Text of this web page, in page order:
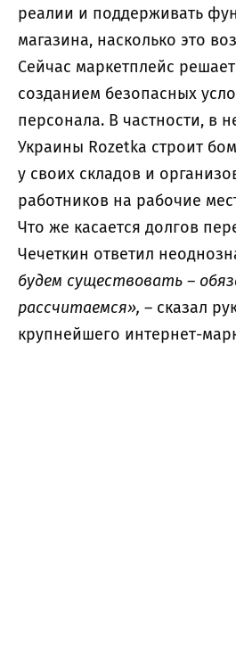
реалии и поддерживать
магазина, насколько это
Сейчас маркетплейс
созданием безопасных
персонала. В частности, в
Украины Rozetka строит
у своих складов и
работников на рабочие
Что же касается долгов
Чечеткин ответил
будем существовать –
рассчитаемся», – сказал
крупнейшего интернет-